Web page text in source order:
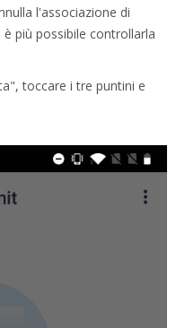
l'associazione di
più possibile controllarla
toccare i tre puntini e